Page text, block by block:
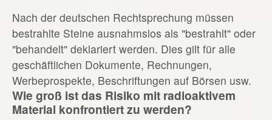
Nach der deutschen Rechtsprechung müssen
bestrahlte Steine ausnahmslos als "bestrahlt" oder
"behandelt" deklariert werden. Dies gilt für alle
geschäftlichen Dokumente, Rechnungen,
Werbeprospekte, Beschriftungen auf Börsen usw.
Wie groß ist das Risiko mit radioaktivem
Material konfrontiert zu werden?